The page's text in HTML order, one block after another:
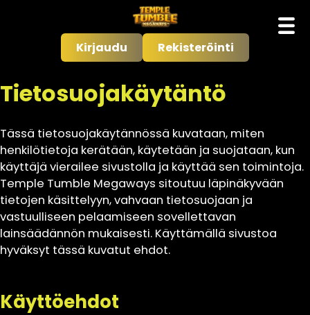
Kirjaudu Rekisteröinti
Tietosuojakäytäntö
Tässä tietosuojakäytännössä kuvataan, miten
henkilötietoja kerätään, käytetään ja suojataan, kun
käyttäjä vierailee sivustolla ja käyttää sen toimintoja.
Temple Tumble Megaways sitoutuu läpinäkyvään
tietojen käsittelyyn, vahvaan tietosuojaan ja
vastuulliseen pelaamiseen sovellettavan
lainsäädännön mukaisesti. Käyttämällä sivustoa
hyväksyt tässä kuvatut ehdot.
Käyttöehdot